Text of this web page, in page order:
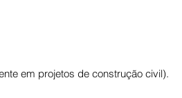
em projetos de construção civil).